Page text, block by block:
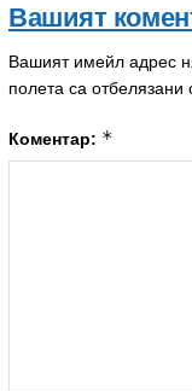
Вашият
Вашият имейл адрес
полета са отбелязани
Коментар: *